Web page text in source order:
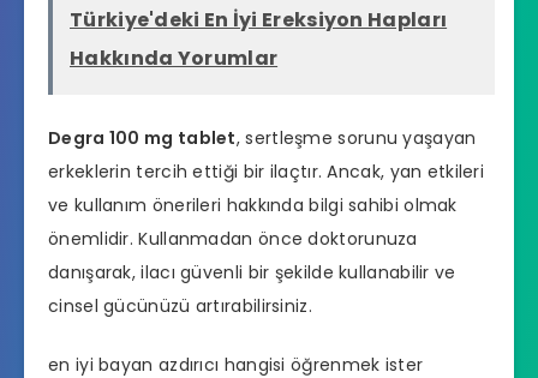
Türkiye'deki En İyi Ereksiyon Hapları
Hakkında Yorumlar
Degra 100 mg tablet,sertleşme sorunu yaşayan
erkeklerin tercih ettiği bir ilaçtır. Ancak, yan etkileri
ve kullanım önerileri hakkında bilgi sahibi olmak
önemlidir. Kullanmadan önce doktorunuza
danışarak, ilacı güvenli bir şekilde kullanabilir ve
cinsel gücünüzü artırabilirsiniz.
en iyi bayan azdırıcı hangisi öğrenmek ister